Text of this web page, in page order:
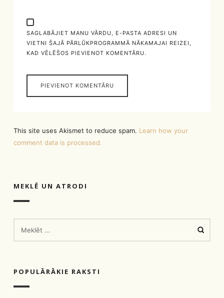
SAGLABĀJIET MANU VĀRDU, E-PASTA ADRESI UN
VIETNI ŠAJĀ PĀRLŪKPROGRAMMĀ NĀKAMAJAI REIZEI,
KAD VĒLĒŠOS PIEVIENOT KOMENTĀRU.
This site uses Akismet to reduce spam. Learn how your
comment data is processed.
MEKLĒ UN ATRODI
POPULĀRĀKIE RAKSTI